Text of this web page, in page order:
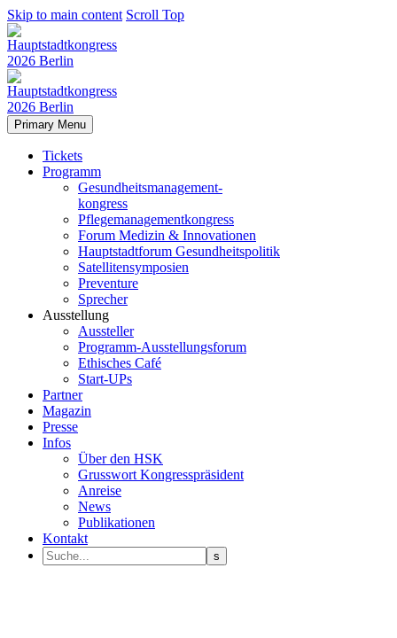
Skip to main content Scroll Top
Primary Menu
Tickets
Programm
Gesundheitsmanagement-
kongress
Pflegemanagementkongress
Forum Medizin & Innovationen
Hauptstadtforum Gesundheitspolitik
Satellitensymposien
Preventure
Sprecher
Ausstellung
Aussteller
Programm-Ausstellungsforum
Ethisches Café
Start-UPs
Partner
Magazin
Presse
Infos
Über den HSK
Grusswort Kongresspräsident
Anreise
News
Publikationen
Kontakt